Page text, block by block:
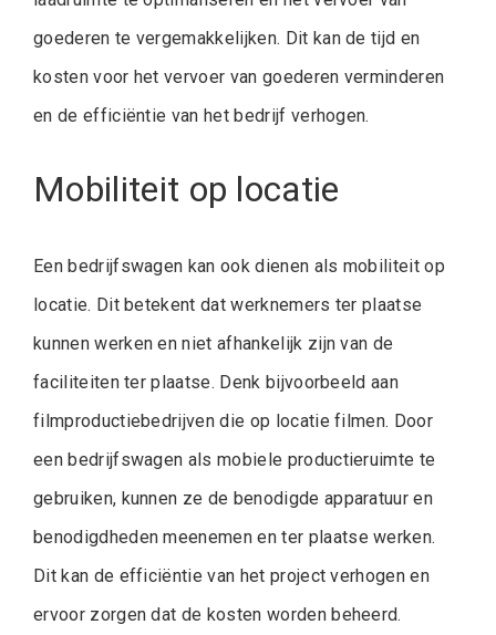
goederen te vergemakkelijken. Dit kan de tijd en
kosten voor het vervoer van goederen verminderen
en de efficiëntie van het bedrijf verhogen.
Mobiliteit op locatie
Een bedrijfswagen kan ook dienen als mobiliteit op
locatie. Dit betekent dat werknemers ter plaatse
kunnen werken en niet afhankelijk zijn van de
faciliteiten ter plaatse. Denk bijvoorbeeld aan
filmproductiebedrijven die op locatie filmen. Door
een bedrijfswagen als mobiele productieruimte te
gebruiken, kunnen ze de benodigde apparatuur en
benodigdheden meenemen en ter plaatse werken.
Dit kan de efficiëntie van het project verhogen en
ervoor zorgen dat de kosten worden beheerd.